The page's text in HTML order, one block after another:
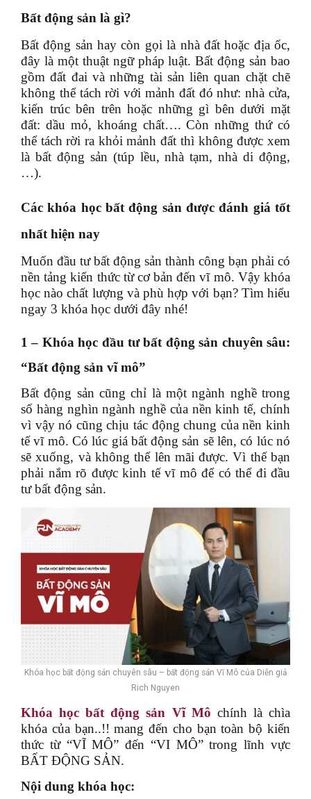
Bất động sản là gì?
Bất động sản hay còn gọi là nhà đất hoặc địa ốc,
đây là một thuật ngữ pháp luật. Bất động sản bao
gồm đất đai và những tài sản liên quan chặt chẽ
không thể tách rời với mảnh đất đó như: nhà cửa,
kiến trúc bên trên hoặc những gì bên dưới mặt
đất: dầu mỏ, khoáng chất…. Còn những thứ có
thể tách rời ra khỏi mảnh đất thì không được xem
là bất động sản (túp lều, nhà tạm, nhà di động,
…).
Các khóa học bất động sản được đánh giá tốt
nhất hiện nay
Muốn đầu tư bất động sản thành công bạn phải có
nền tảng kiến thức từ cơ bản đến vĩ mô. Vậy khóa
học nào chất lượng và phù hợp với bạn? Tìm hiểu
ngay 3 khóa học dưới đây nhé!
1 – Khóa học đầu tư bất động sản chuyên sâu:
“Bất động sản vĩ mô”
Bất động sản cũng chỉ là một ngành nghề trong
số hàng nghìn ngành nghề của nền kinh tế, chính
vì vậy nó cũng chịu tác động chung của nền kinh
tế vĩ mô. Có lúc giá bất động sản sẽ lên, có lúc nó
sẽ xuống, và không thể lên mãi được. Vì thế bạn
phải nắm rõ được kinh tế vĩ mô để có thể đi đầu
tư bất động sản.
Khóa học bất động sản chuyên sâu – bất động sản Vĩ Mô của Diễn giả
Rich Nguyen
Khóa học bất động sản Vĩ Mô chính là chìa
khóa của bạn..!! mang đến cho bạn toàn bộ kiến
thức từ “VĨ MÔ” đến “VI MÔ” trong lĩnh vực
BẤT ĐỘNG SẢN.
Nội dung khóa học: